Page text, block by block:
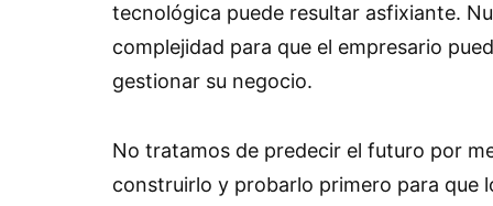
tecnológica puede resultar asfixiante.
complejidad para que el empresario
gestionar su negocio.
No tratamos de predecir el futuro por
construirlo y probarlo primero para que